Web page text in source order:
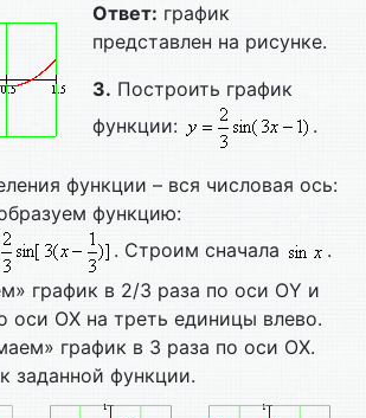
Ответ: график
представлен на рисунке.
3. Построить график
функции:
.
функции – вся числовая ось:
функцию:
. Строим сначала
.
график в 2/3 раза по оси ОY и
оси ОХ на треть единицы влево.
график в 3 раза по оси ОX.
заданной функции.